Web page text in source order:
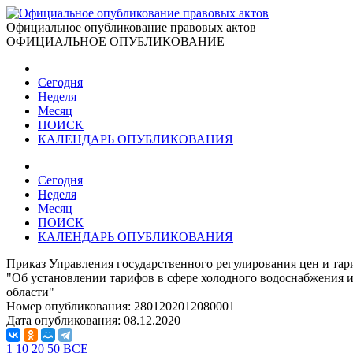
Официальное опубликование правовых актов
ОФИЦИАЛЬНОЕ ОПУБЛИКОВАНИЕ
Сегодня
Неделя
Месяц
ПОИСК
КАЛЕНДАРЬ ОПУБЛИКОВАНИЯ
Сегодня
Неделя
Месяц
ПОИСК
КАЛЕНДАРЬ ОПУБЛИКОВАНИЯ
Приказ Управления государственного регулирования цен и
"Об установлении тарифов в сфере холодного водоснабжения
области"
Номер опубликования: 2801202012080001
Дата опубликования: 08.12.2020
1 10 20 50 ВСЕ